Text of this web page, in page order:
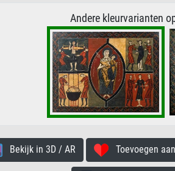
Andere kleurvarianten
Bekijk in 3D / AR Toevoegen